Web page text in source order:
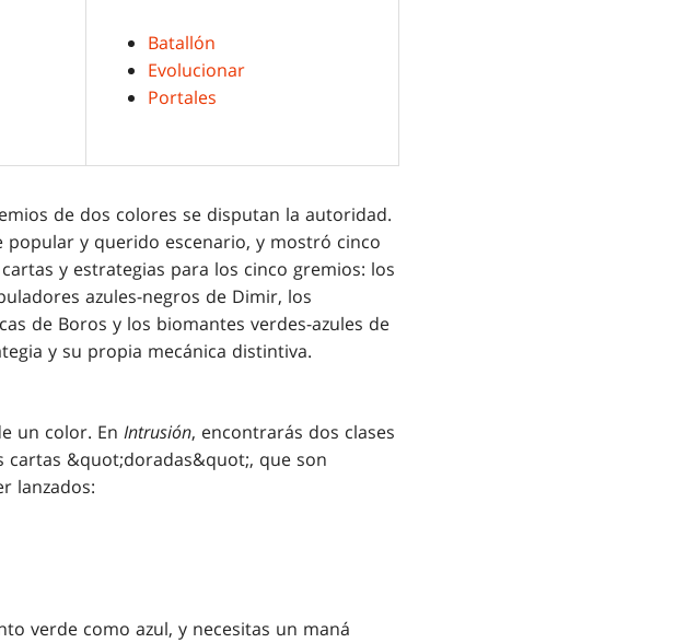
Batallón
Evolucionar
Portales
de dos colores se disputan la autoridad.
popular y querido escenario, y mostró cinco
y estrategias para los cinco gremios: los
azules-negros de Dimir, los
de Boros y los biomantes verdes-azules de
y su propia mecánica distintiva.
un color. En Intrusión, encontrarás dos clases
cartas &quot;doradas&quot;, que son
lanzados:
verde como azul, y necesitas un maná